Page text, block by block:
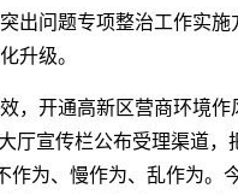
出问题专项整治工作实
升级。
，开通高新区营商环境
厅宣传栏公布受理渠道
作为、慢作为、乱作为。